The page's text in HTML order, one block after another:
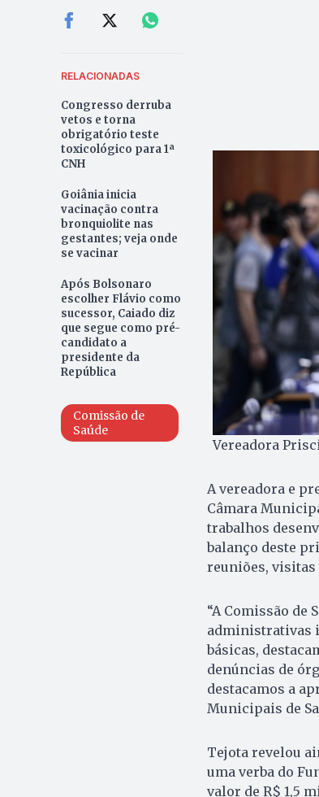
RELACIONADAS
Congresso derruba
vetos e torna
obrigatório teste
toxicológico para 1ª
CNH
Goiânia inicia
vacinação contra
bronquiolite nas
gestantes; veja onde
se vacinar
Após Bolsonaro
escolher Flávio como
sucessor, Caiado diz
que segue como pré-
candidato a
presidente da
República
Comissão de
Saúde
Vereadora
A vereadora e
Câmara
trabalhos
balanço deste
reuniões,
“A Comissão de
administrativas
básicas,
denúncias de
destacamos a
Municipais de
Tejota revelou
uma verba do
valor de R$ 1,5